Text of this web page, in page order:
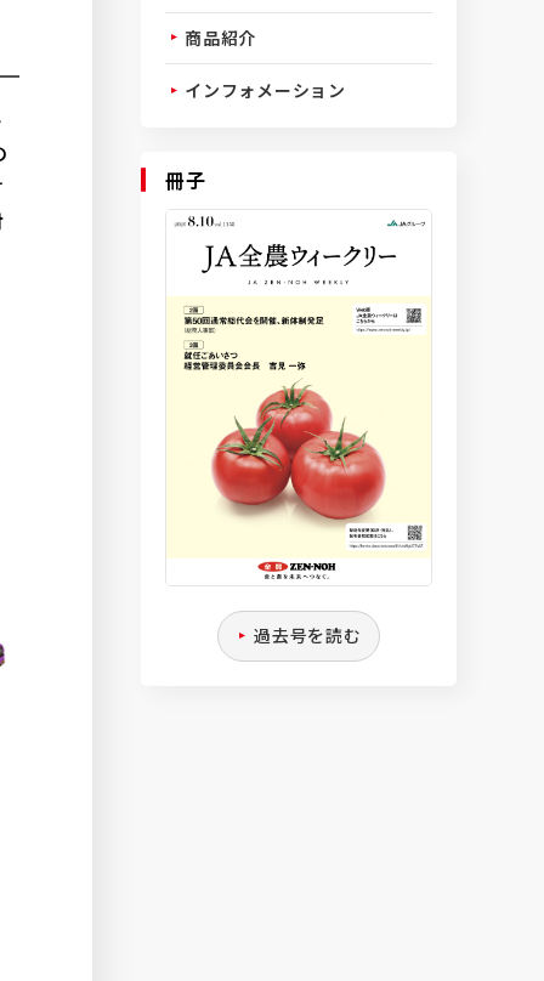
商品紹介
インフォメーション
冊子
過去号を読む